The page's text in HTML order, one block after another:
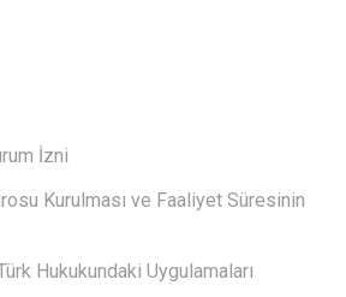
İzni
Kurulması ve Faaliyet Süresinin
Hukukundaki Uygulamaları